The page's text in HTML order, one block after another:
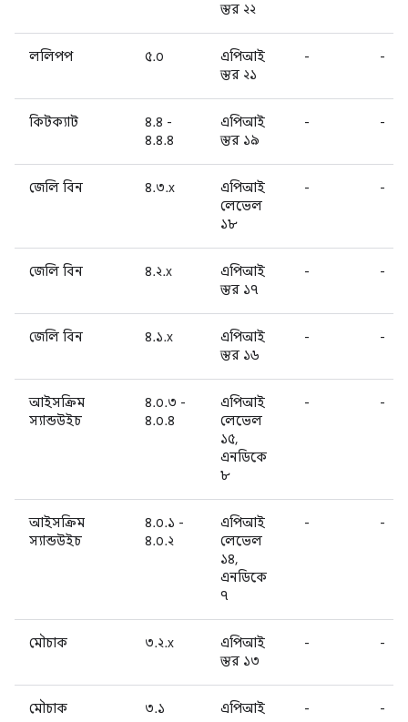
স্তর ২২
ললিপপ ৫.০
এপিআই
স্তর ২১
- -
কিটক্যাট
৪.৪ -
৪.৪.৪
এপিআই
স্তর ১৯
- -
জেলি বিন ৪.৩.x
এপিআই
লেভেল
১৮
- -
জেলি বিন ৪.২.x
এপিআই
স্তর ১৭
- -
জেলি বিন ৪.১.x
এপিআই
স্তর ১৬
- -
আইসক্রিম
স্যান্ডউইচ
৪.০.৩ -
৪.০.৪
এপিআই
লেভেল
১৫,
এনডিকে
৮
- -
আইসক্রিম
স্যান্ডউইচ
৪.০.১ -
৪.০.২
এপিআই
লেভেল
১৪,
এনডিকে
৭
- -
মৌচাক ৩.২.x
এপিআই
স্তর ১৩
- -
মৌচাক ৩.১
এপিআই
- -